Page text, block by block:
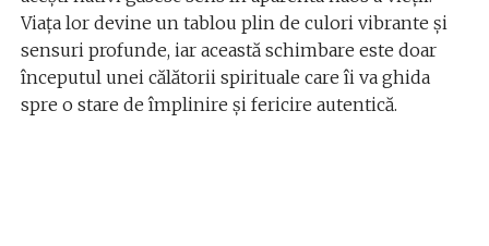
Viața lor devine un tablou plin de culori vibrante și
sensuri profunde, iar această schimbare este doar
începutul unei călătorii spirituale care îi va ghida
spre o stare de împlinire și fericire autentică.